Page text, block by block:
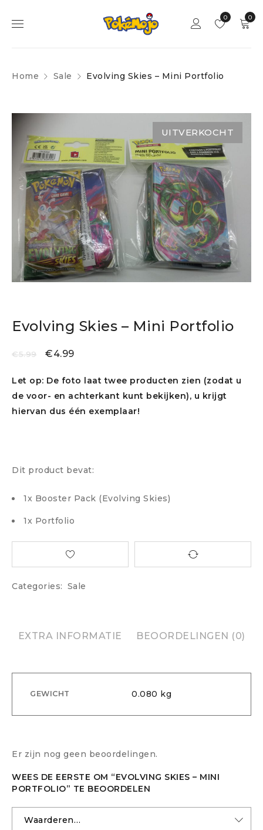
0
0
Home Sale Evolving Skies – Mini Portfolio
UITVERKOCHT
Evolving Skies – Mini Portfolio
€5.99 €4.99
Let op: De foto laat twee producten zien (zodat u
de voor- en achterkant kunt bekijken), u krijgt
hiervan dus één exemplaar!
Dit product bevat:
1x Booster Pack (Evolving Skies)
1x Portfolio
Categories: Sale
EXTRA INFORMATIE BEOORDELINGEN (0)
GEWICHT 0.080 kg
Er zijn nog geen beoordelingen.
WEES DE EERSTE OM “EVOLVING SKIES – MINI
PORTFOLIO” TE BEOORDELEN